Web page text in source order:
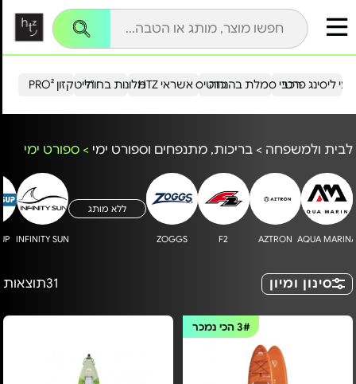
הייטקזון PRO²מלונות בחו"ל כרטיס אשראי HTZ ליסינג פרטירכבי סמלת בהנחה
לבית ולמשפחה > בריכות, מתנפחים וספורט ימי > ספורט ימי
AQUA MARINA
AZTRON
F2
ZOGGS
ללא מותג
INFINITY SUN
סינון ומיון 31תוצאות
3#הכי נמכר